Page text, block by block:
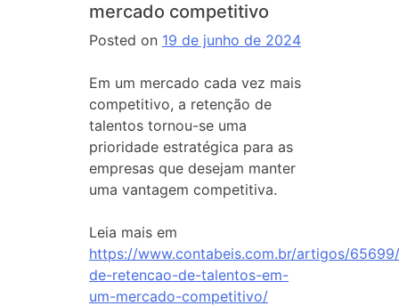
mercado competitivo
Posted on 19 de junho de 2024
Em um mercado cada vez mais
competitivo, a retenção de
talentos tornou-se uma
prioridade estratégica para as
empresas que desejam manter
uma vantagem competitiva.
Leia mais em
https://www.contabeis.com.br/artigos/
de-retencao-de-talentos-em-
um-mercado-competitivo/